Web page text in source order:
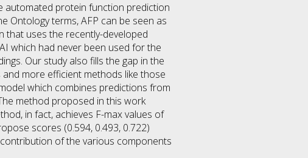
automated protein function prediction
Ontology terms, AFP can be seen as
that uses the recently-developed
which had never been used for the
Our study also fills the gap in the
more efficient methods like those
which combines predictions from
method proposed in this work
in fact, achieves F-max values of
scores (0.594, 0.493, 0.722)
of the various components